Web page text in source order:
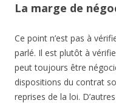
La marge de
Ce point n’est pas à
parlé. Il est plutôt à
peut toujours être
dispositions du contrat
reprises de la loi.